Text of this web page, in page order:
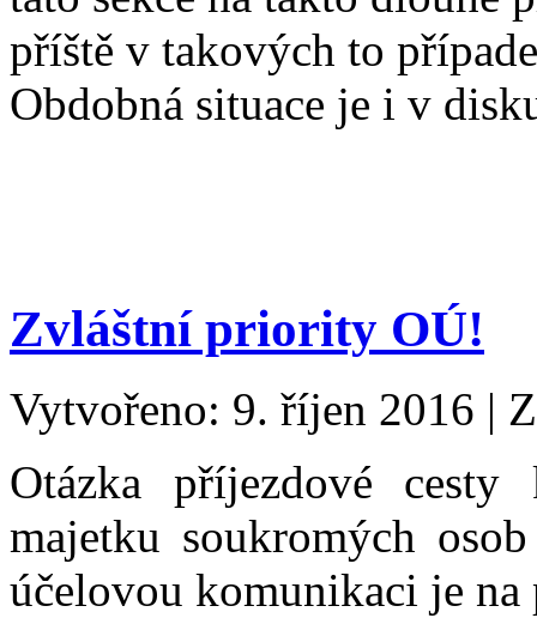
příště v takových to
Obdobná situace je i v
Zvláštní priority OÚ!
Vytvořeno: 9. říjen 2016 |
Otázka příjezdové
majetku soukromých
účelovou komunikaci je